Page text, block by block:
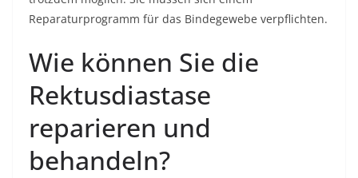
Reparaturprogramm für das Bindegewebe verpflichten.
Wie können Sie die
Rektusdiastase
reparieren und
behandeln?